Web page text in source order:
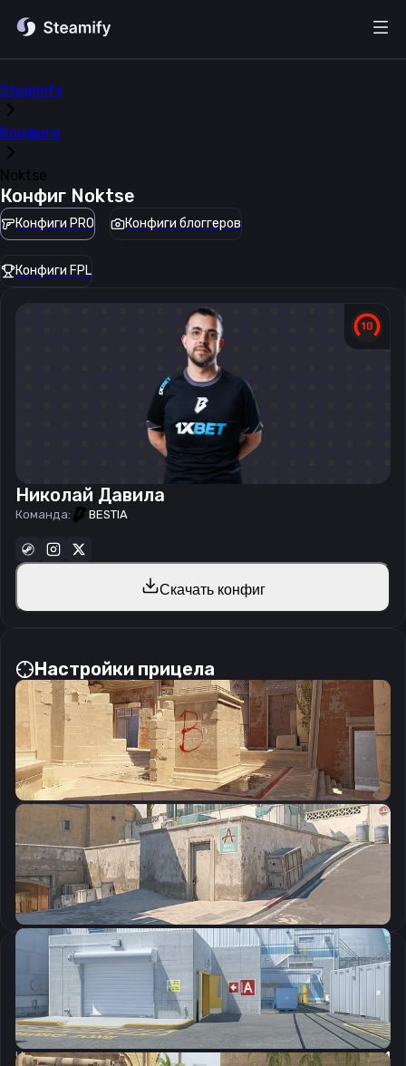
Steamify
Конфиги
Noktse
Конфиг Noktse
Конфиги PRO Конфиги блоггеров
Конфиги FPL
Николай Давила
Команда: BESTIA
Скачать конфиг
Настройки прицела
CSGO-vjun6-Ybmrc-3Z7sq-rb3b2-msLDR
Скопировать
Настройки мыши
DPI:
800
Чувствительность мыши в игре:
1.19
Чувствительность мыши в зуме:
1